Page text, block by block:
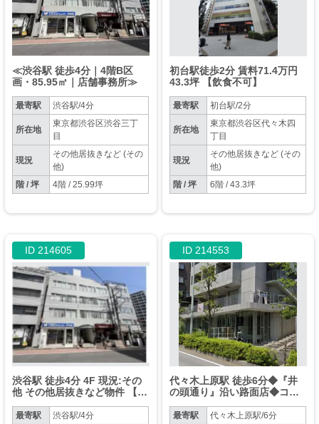
≪渋谷駅 徒歩4分｜4階B区
画・85.95㎡｜店舗事務所≫
最寄駅 渋谷駅/4分
所在地
東京都渋谷区渋谷三丁
目
現況
その他居抜きなど (その
他)
階 / 坪
4階 / 25.99坪
初台駅徒歩2分 賃料71.4万円
43.3坪 【飲食不可】
最寄駅 初台駅/2分
所在地
東京都渋谷区代々木四
丁目
現況
その他居抜きなど (その
他)
階 / 坪
6階 / 43.3坪
ID 214605
渋谷駅 徒歩4分 4F 現況:その
他 その他居抜きなど物件 【ク
能】
最寄駅 渋谷駅/4分
ID 214553
代々木上原駅 徒歩6分◆『井
の頭通り』沿い路面店◆コン
ズマンション◆業種要相談◆
最寄駅 代々木上原駅/6分